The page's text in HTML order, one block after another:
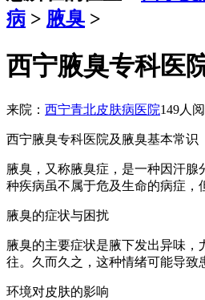
病 > 腋臭 >
西宁腋臭专科医
来院： 西宁青北皮肤病医院149人
西宁腋臭专科医院及腋臭基本常识
腋臭，又称腋臭症，是一种因汗
种疾病虽不属于危及生命的病症，
腋臭的症状与困扰
腋臭的主要症状是腋下发出异味
往。久而久之，这种情绪可能导致
环境对皮肤的影响